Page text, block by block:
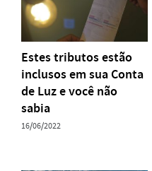
Estes tributos estão
inclusos em sua Conta
de Luz e você não
sabia
16/06/2022